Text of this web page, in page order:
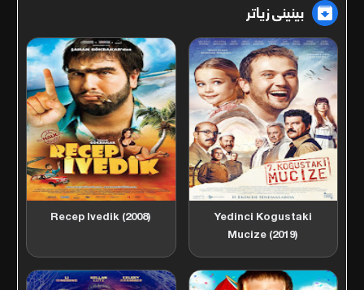
 بینینی زیاتر
Yedinci Kogustaki
Mucize (2019)
Recep Ivedik (2008)